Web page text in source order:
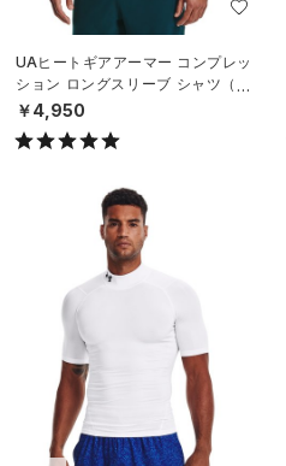
UAヒートギアアーマー コンプレッ
ション ロングスリーブ シャツ（ト
レーニング/MEN）
￥4,950